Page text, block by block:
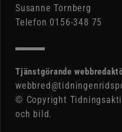
Susanne Tornberg
Telefon 0156-348 75
Tjänstgörande
© Copyright
och bild.